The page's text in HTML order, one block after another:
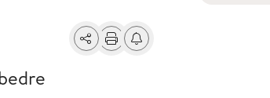
Del Skriv utFå varsel om endringer